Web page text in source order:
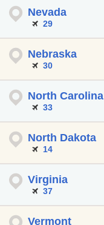
Nevada
29
Nebraska
30
North Carolina
33
North Dakota
14
Virginia
37
Vermont